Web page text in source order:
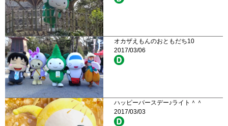
オカザえもんのおともだち10
2017/03/06
ハッピーバースデー♪ライト＾＾
2017/03/03